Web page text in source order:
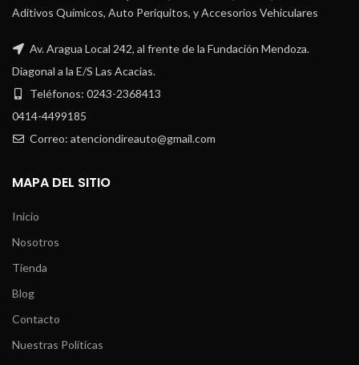
Aditivos Químicos, Auto Periquitos, y Accesorios Vehiculares
Av. Aragua Local 242, al frente de la Fundación Mendoza.
Diagonal a la E/S Las Acacias.
Teléfonos: 0243-2368413
0414-4499185
Correo: atenciondireauto@gmail.com
MAPA DEL SITIO
Inicio
Nosotros
Tienda
Blog
Contacto
Nuestras Políticas